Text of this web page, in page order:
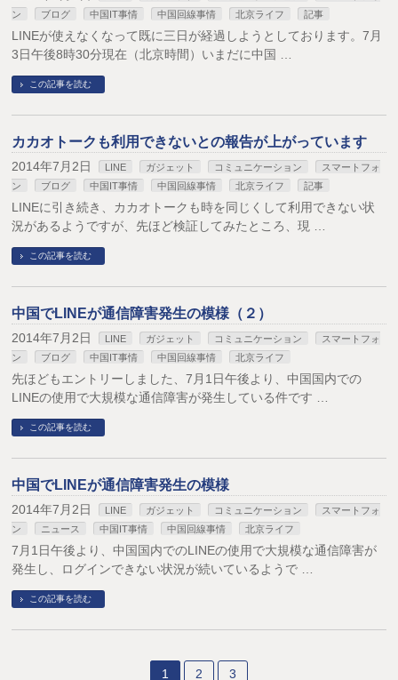
ン
ブログ 中国IT事情 中国回線事情 北京ライフ 記事
LINEが使えなくなって既に三日が経過しようとしております。7月
3日午後8時30分現在（北京時間）いまだに中国 …
この記事を読む
カカオトークも利用できないとの報告が上がっています
2014年7月2日 LINE ガジェット コミュニケーション
スマートフォ
ン
ブログ 中国IT事情 中国回線事情 北京ライフ 記事
LINEに引き続き、カカオトークも時を同じくして利用できない状
況があるようですが、先ほど検証してみたところ、現 …
この記事を読む
中国でLINEが通信障害発生の模様（２）
2014年7月2日 LINE ガジェット コミュニケーション
スマートフォ
ン
ブログ 中国IT事情 中国回線事情 北京ライフ
先ほどもエントリーしました、7月1日午後より、中国国内での
LINEの使用で大規模な通信障害が発生している件です …
この記事を読む
中国でLINEが通信障害発生の模様
2014年7月2日 LINE ガジェット コミュニケーション
スマートフォ
ン
ニュース 中国IT事情 中国回線事情 北京ライフ
7月1日午後より、中国国内でのLINEの使用で大規模な通信障害が
発生し、ログインできない状況が続いているようで …
この記事を読む
1 2 3